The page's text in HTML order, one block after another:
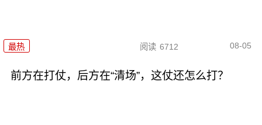
最热 阅读 6712 08-05
前方在打仗，后方在“清场”，这仗还怎么打？